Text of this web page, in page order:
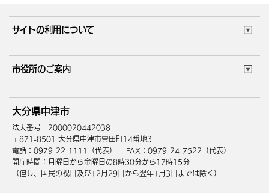
サイトの利用について
サイトマップ
市役所のご案内
庁舎地図 組織案内
中津市へのアクセス
大分県中津市
法人番号 2000020442038
〒871-8501 大分県中津市豊田町14番地3
電話：0979-22-1111（代表）
FAX：0979-24-7522（代表）
開庁時間：月曜日から金曜日の8時30分から17時15分
（但し、国民の祝日及び12月29日から翌年1月3日までは除く）